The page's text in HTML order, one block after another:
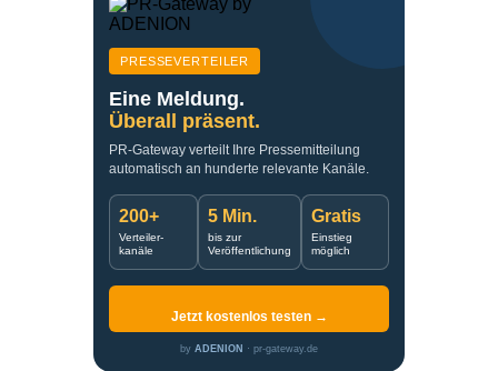
PRESSEVERTEILER
Eine Meldung.
Überall präsent.
PR-Gateway verteilt Ihre Pressemitteilung
automatisch an hunderte relevante Kanäle.
200+
Verteiler-
kanäle
5 Min.
bis zur
Veröffentlichung
Gratis
Einstieg
möglich
Jetzt kostenlos testen →
by ADENION · pr-gateway.de